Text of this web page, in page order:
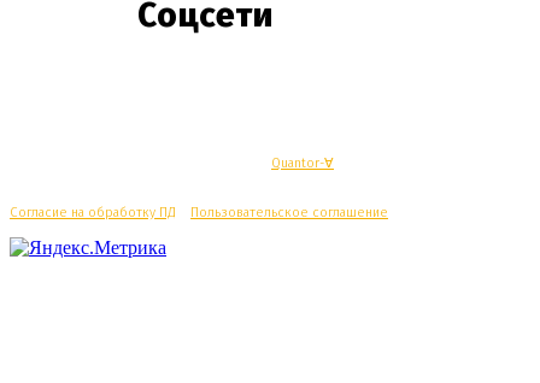
Соцсети
Quantor-∀
Согласие на обработку ПД Пользовательское соглашение